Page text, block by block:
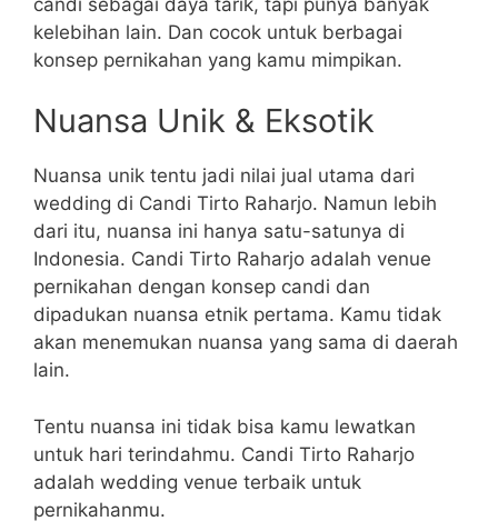
kelebihan lain. Dan cocok untuk berbagai
konsep pernikahan yang kamu mimpikan.
Nuansa Unik & Eksotik
Nuansa unik tentu jadi nilai jual utama dari
wedding di Candi Tirto Raharjo. Namun lebih
dari itu, nuansa ini hanya satu-satunya di
Indonesia. Candi Tirto Raharjo adalah venue
pernikahan dengan konsep candi dan
dipadukan nuansa etnik pertama. Kamu tidak
akan menemukan nuansa yang sama di daerah
lain.
Tentu nuansa ini tidak bisa kamu lewatkan
untuk hari terindahmu. Candi Tirto Raharjo
adalah wedding venue terbaik untuk
pernikahanmu.